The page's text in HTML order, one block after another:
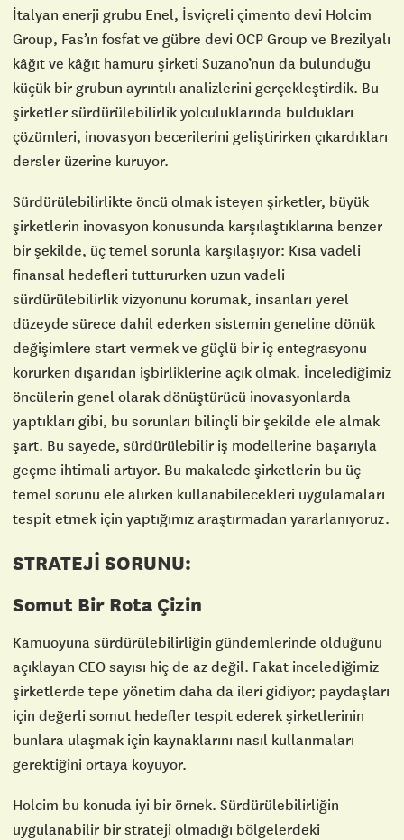
İtalyan enerji grubu Enel, İsviçreli çimento devi Holcim
Group, Fas’ın fosfat ve gübre devi OCP Group ve Brezilyalı
kâğıt ve kâğıt hamuru şirketi Suzano’nun da bulunduğu
küçük bir grubun ayrıntılı analizlerini gerçekleştirdik. Bu
şirketler sürdürülebilirlik yolculuklarında buldukları
çözümleri, inovasyon becerilerini geliştirirken çıkardıkları
dersler üzerine kuruyor.
Sürdürülebilirlikte öncü olmak isteyen şirketler, büyük
şirketlerin inovasyon konusunda karşılaştıklarına benzer
bir şekilde, üç temel sorunla karşılaşıyor: Kısa vadeli
finansal hedefleri tuttururken uzun vadeli
sürdürülebilirlik vizyonunu korumak, insanları yerel
düzeyde sürece dahil ederken sistemin geneline dönük
değişimlere start vermek ve güçlü bir iç entegrasyonu
korurken dışarıdan işbirliklerine açık olmak. İncelediğimiz
öncülerin genel olarak dönüştürücü inovasyonlarda
yaptıkları gibi, bu sorunları bilinçli bir şekilde ele almak
şart. Bu sayede, sürdürülebilir iş modellerine başarıyla
geçme ihtimali artıyor. Bu makalede şirketlerin bu üç
temel sorunu ele alırken kullanabilecekleri uygulamaları
tespit etmek için yaptığımız araştırmadan yararlanıyoruz.
STRATEJİ SORUNU:
Somut Bir Rota Çizin
Kamuoyuna sürdürülebilirliğin gündemlerinde olduğunu
açıklayan CEO sayısı hiç de az değil. Fakat incelediğimiz
şirketlerde tepe yönetim daha da ileri gidiyor; paydaşları
için değerli somut hedefler tespit ederek şirketlerinin
bunlara ulaşmak için kaynaklarını nasıl kullanmaları
gerektiğini ortaya koyuyor.
Holcim bu konuda iyi bir örnek. Sürdürülebilirliğin
uygulanabilir bir strateji olmadığı bölgelerdeki